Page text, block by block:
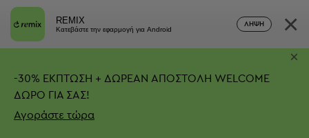
REMIX
Κατεβάστε την εφαρμογή για Android
ΛΉΨΗ ×
-30% ΕΚΠΤΩΣΗ + ΔΩΡΕΑΝ ΑΠΟΣΤΟΛΗ WELCOME
ΔΩΡΟ ΓΙΑ ΣΑΣ!
Αγοράστε τώρα
×